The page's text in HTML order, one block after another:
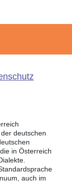
deutschen
in Österreich
auch im